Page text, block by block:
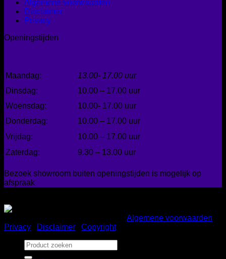
Algemene voorwaarden
Disclaimer
Privacy
Openingstijden
Maandag:
13.00- 17.00 uur
Dinsdag:
10.00 – 17.00 uur
Woensdag:
10.00- 17.00 uur
Donderdag:
10.00 – 17.00 uur
Vrijdag:
10.00 – 17.00 uur
Zaterdag:
9.30 – 13.00 uur
Bezoek showroom buiten openingstijden is mogelijk op
afspraak
Algemene voorwaarden
Privacy
Disclaimer
Copyright
Zoeken
naar: